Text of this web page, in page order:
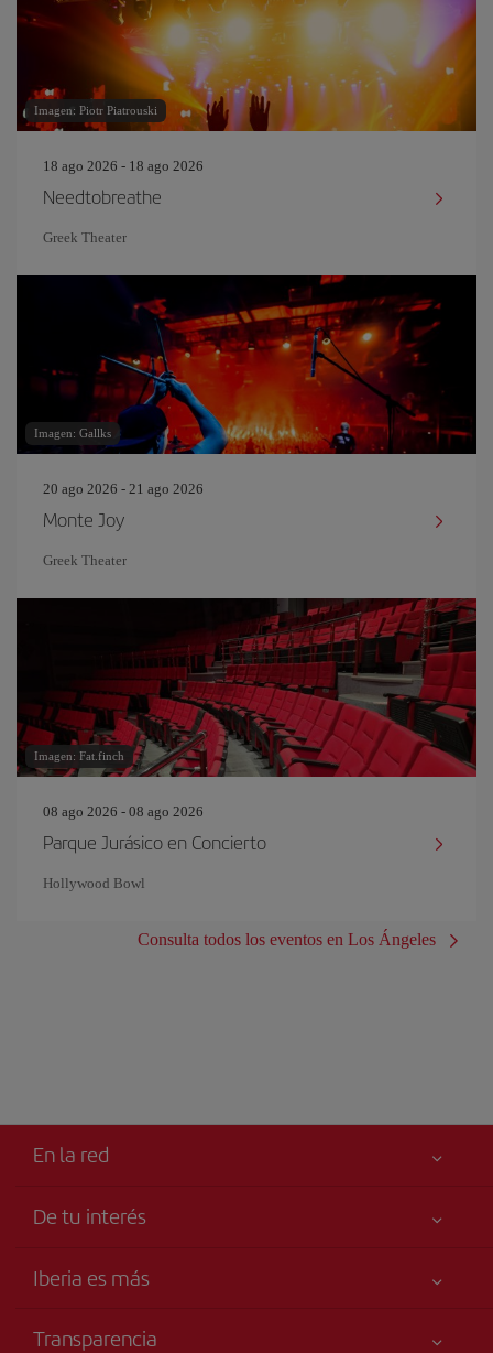
Imagen: Piotr Piatrouski
18 ago 2026 - 18 ago 2026
Needtobreathe
Greek Theater
Imagen: Gallks
20 ago 2026 - 21 ago 2026
Monte Joy
Greek Theater
Imagen: Fat.finch
08 ago 2026 - 08 ago 2026
Parque Jurásico en Concierto
Hollywood Bowl
Consulta todos los eventos en Los Ángeles
En la red
De tu interés
Accesibilidad
Iberia es más
Transparencia